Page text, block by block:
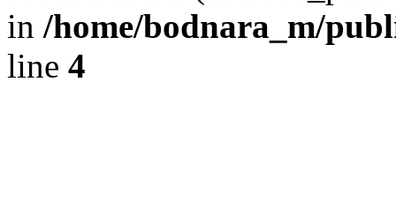
in /home/bodnara_m/
line 4